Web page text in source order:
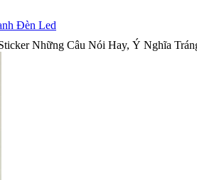
Đèn Led
Những Câu Nói Hay, Ý Nghĩa